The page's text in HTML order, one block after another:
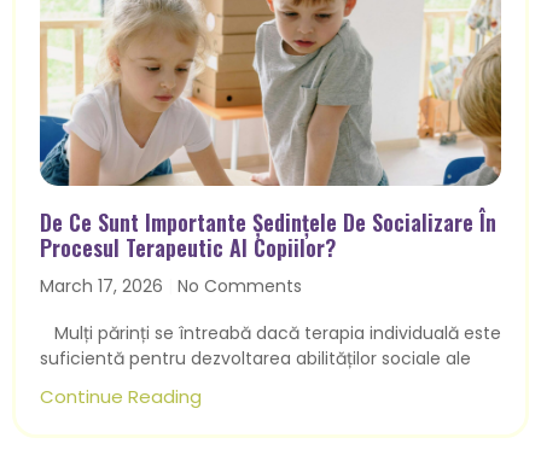
De Ce Sunt Importante Ședințele De Socializare În
Procesul Terapeutic Al Copiilor?
March 17, 2026
No Comments
Mulți părinți se întreabă dacă terapia individuală este
suficientă pentru dezvoltarea abilităților sociale ale
Continue Reading